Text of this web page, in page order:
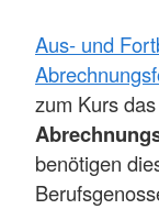
Aus- und
zum Kurs das
benötigen